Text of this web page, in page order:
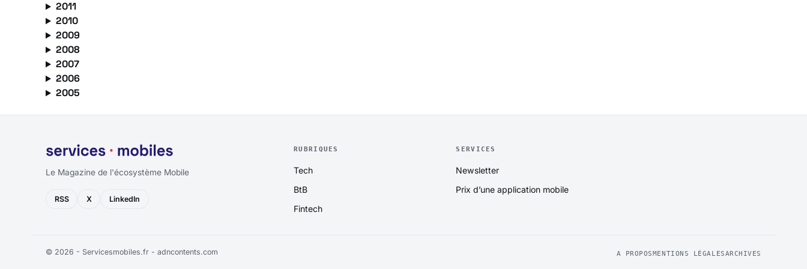
2011
2010
2009
2008
2007
2006
2005
Le Magazine de l'écosystème Mobile
RSS X LinkedIn
RUBRIQUES
Tech
BtB
Fintech
SERVICES
Newsletter
Prix d’une application mobile
© 2026 - Servicesmobiles.fr - adncontents.com A PROPOSMENTIONS LÉGALESARCHIVES